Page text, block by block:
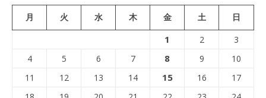
月 火 水 木 金 土 日
1 2
3
4
5 6 7 8 9
10
11
12 13 14 15 16
17